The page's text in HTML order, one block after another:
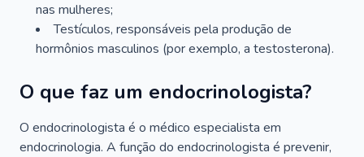
nas mulheres;
Testículos, responsáveis pela produção de
hormônios masculinos (por exemplo, a testosterona).
O que faz um endocrinologista?
O endocrinologista é o médico especialista em
endocrinologia. A função do endocrinologista é prevenir,